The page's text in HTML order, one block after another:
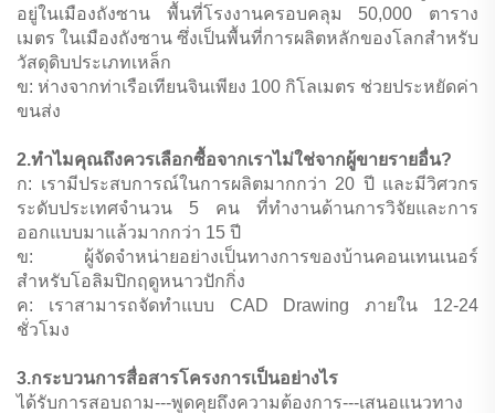
อยู่ในเมืองถังซาน พื้นที่โรงงานครอบคลุม 50,000 ตาราง
เมตร ในเมืองถังซาน ซึ่งเป็นพื้นที่การผลิตหลักของโลกสำหรับ
วัสดุดิบประเภทเหล็ก
ข: ห่างจากท่าเรือเทียนจินเพียง 100 กิโลเมตร ช่วยประหยัดค่า
ขนส่ง
2.ทำไมคุณถึงควรเลือกซื้อจากเราไม่ใช่จากผู้ขายรายอื่น?
ก: เรามีประสบการณ์ในการผลิตมากกว่า 20 ปี และมีวิศวกร
ระดับประเทศจำนวน 5 คน ที่ทำงานด้านการวิจัยและการ
ออกแบบมาแล้วมากกว่า 15 ปี
ข: ผู้จัดจำหน่ายอย่างเป็นทางการของบ้านคอนเทนเนอร์
สำหรับโอลิมปิกฤดูหนาวปักกิ่ง
ค: เราสามารถจัดทำแบบ CAD Drawing ภายใน 12-24
ชั่วโมง
3.กระบวนการสื่อสารโครงการเป็นอย่างไร
ได้รับการสอบถาม---พูดคุยถึงความต้องการ---เสนอแนวทาง